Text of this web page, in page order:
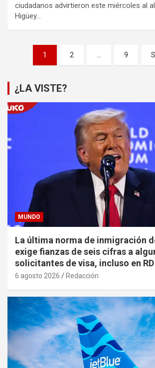
ciudadanos advirtieron este miércoles al
Higüey…
Paginación
entradas
1 2 … 9
¿LA VISTE?
MUNDO
La última norma de inmigración
exige fianzas de seis cifras a
solicitantes de visa, incluso en RD
6 agosto 2026 Redacción